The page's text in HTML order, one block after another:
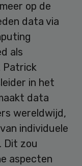
op de
data via
als
Patrick
in het
data
wereldwijd,
individuele
Dit zou
aspecten